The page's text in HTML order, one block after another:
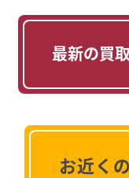
最新の買
お近く